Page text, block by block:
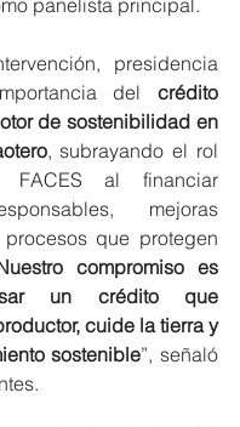
presidencia
del crédito
de sostenibilidad en
, subrayando el rol
FACES al financiar
mejoras
que protegen
compromiso es
un crédito que
cuide la tierra y
sostenible”, señaló